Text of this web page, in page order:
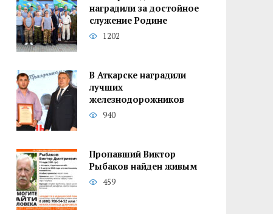
наградили за достойное
служение Родине
1202
В Аткарске наградили
лучших
железнодорожников
940
Пропавший Виктор
Рыбаков найден живым
459